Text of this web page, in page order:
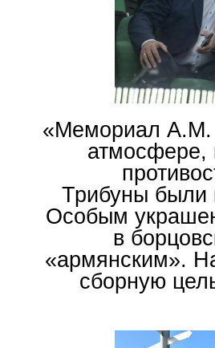
«Мемориал А.М.
атмосфере,
Трибуны были
Особым
в
«армянским».
сборную